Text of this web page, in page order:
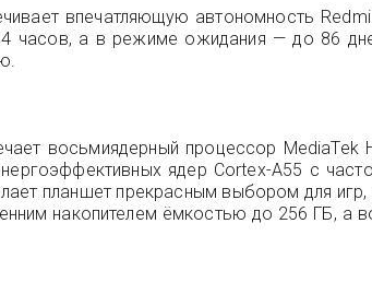
впечатляющую автономность
часов, а в режиме ожидания — до 86
восьмиядерный процессор
ядер Cortex-A55 с
планшет прекрасным выбором для
накопителем ёмкостью до 256 ГБ,